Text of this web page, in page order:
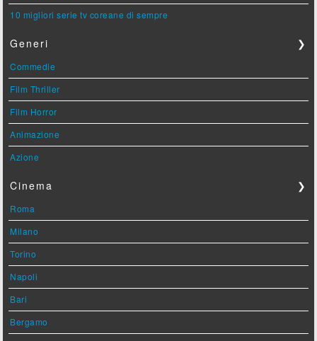
10 migliori serie tv coreane di sempre
Generi ❯
Commedie
Film Thriller
Film Horror
Animazione
Azione
Cinema ❯
Roma
Milano
Torino
Napoli
Bari
Bergamo